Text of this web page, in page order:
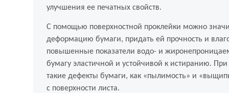
улучшения ее печатных свойств.
С помощью поверхностной проклейки можно
деформацию бумаги, придать ей прочность и
повышенные показатели водо- и
бумагу эластичной и устойчивой к истиранию.
такие дефекты бумаги, как «пылимость» и
с поверхности листа.